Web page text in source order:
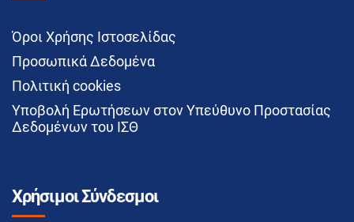
Όροι Χρήσης Ιστοσελίδας
Προσωπικά Δεδομένα
Πολιτική cookies
Υποβολή Ερωτήσεων στον Υπεύθυνο Προστασίας
Δεδομένων του ΙΣΘ
Χρήσιμοι Σύνδεσμοι